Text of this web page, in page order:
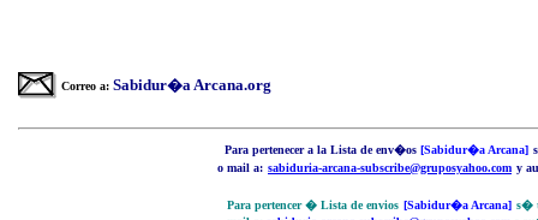
Correo a: Sabidur�a Arcana.org
Para pertenecer a la Lista de env�os [Sabidur�a Arcana]
o mail a: sabiduria-arcana-subscribe@gruposyahoo.com y
Para pertencer �Lista deenvios [Sabidur�a Arcana] s�